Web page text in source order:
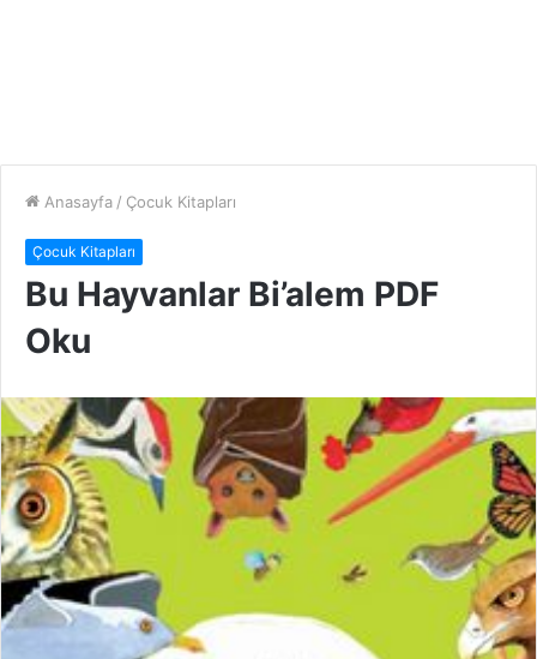
Anasayfa / Çocuk Kitapları
Çocuk Kitapları
Bu Hayvanlar Bi’alem PDF
Oku